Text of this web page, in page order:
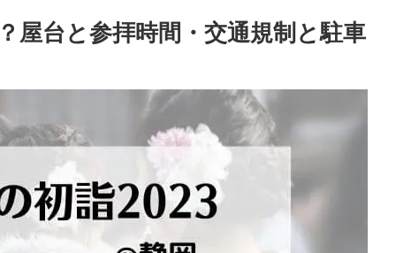
屋台と参拝時間・交通規制と駐車